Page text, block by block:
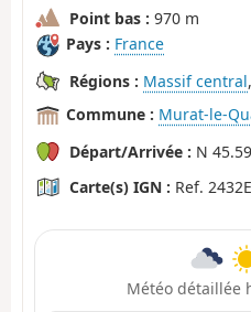
Point bas : 970 m
Pays : France
Régions : Massif central,
Commune : Murat-le-
Départ/Arrivée : N
Carte(s) IGN : Ref.
Météo détaillée